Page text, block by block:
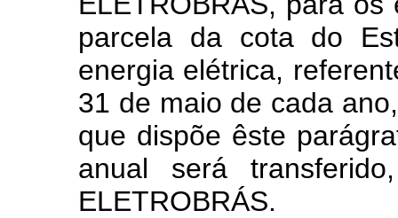
parcela da cota do
energia elétrica,
31 de maio de cada
que dispõe êste
anual será
ELETROBRÁS.